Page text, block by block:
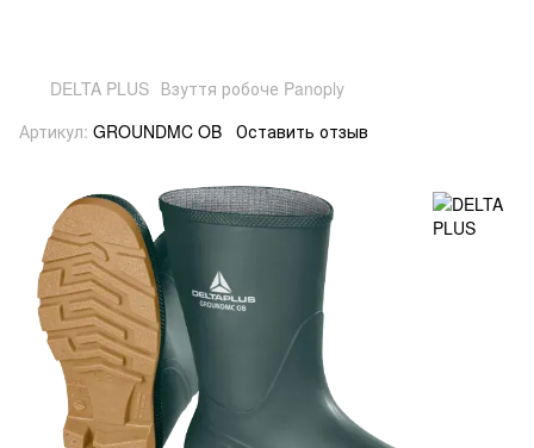
DELTA PLUS Взуття робоче Panoply
Артикул: GROUNDMC OB Оставить отзыв